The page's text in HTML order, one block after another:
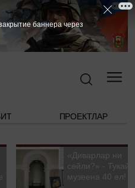
ПРОЕКТЛАР
«Диварлар ни
сөйли?» - Тукай
музеена 40 ел!
баннера через